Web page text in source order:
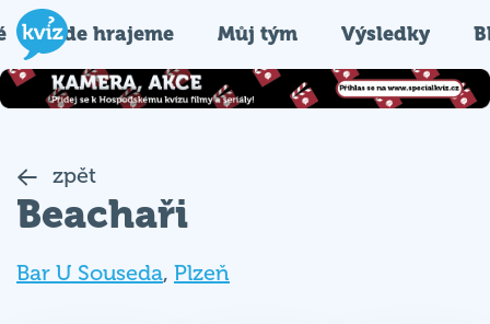
Kde hrajeme Můj tým Výsledky
zpět
Beachaři
Bar U Souseda, Plzeň